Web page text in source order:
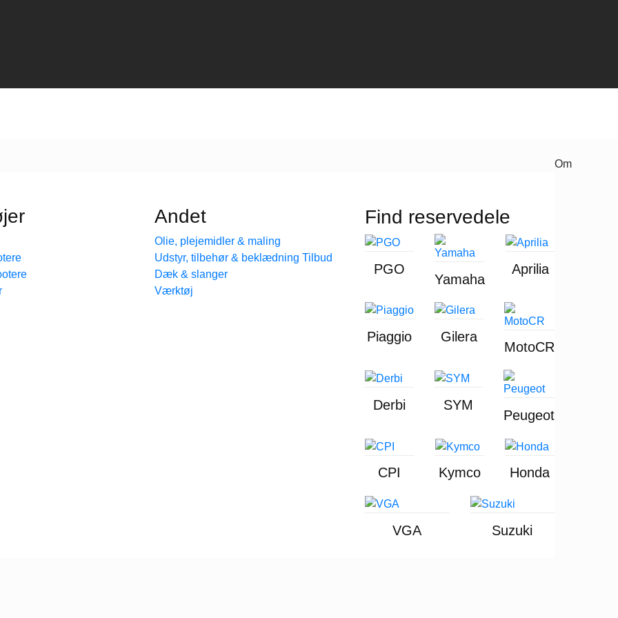
Andet
Olie, plejemidler & maling
Udstyr, tilbehør & beklædning
Dæk & slanger
Værktøj
Find reservedele
PGO
Yamaha
Aprilia
Piaggio Gilera
MotoCR
Derbi SYM
Peugeot
CPI Kymco Honda
VGA Suzuki
Om